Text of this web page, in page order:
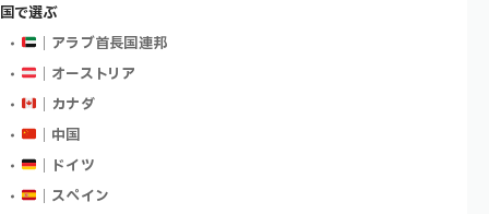
国で選ぶ
｜アラブ首長国連邦
｜オーストリア
｜カナダ
｜中国
｜ドイツ
｜スペイン